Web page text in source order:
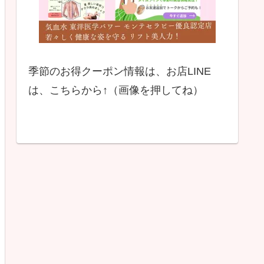
季節のお得クーポン情報は、お店LINE
は、こちらから↑（画像を押してね）